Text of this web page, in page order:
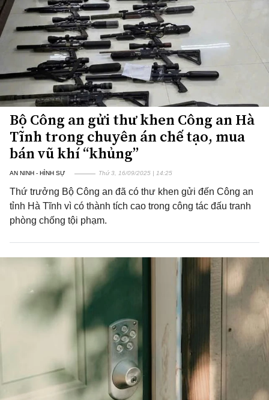
Bộ Công an gửi thư khen Công an Hà
Tĩnh trong chuyên án chế tạo, mua
bán vũ khí “khủng”
AN NINH - HÌNH SỰ Thứ 3, 16/09/2025 | 14:25
Thứ trưởng Bộ Công an đã có thư khen gửi đến Công an
tỉnh Hà Tĩnh vì có thành tích cao trong công tác đấu tranh
phòng chống tội phạm.